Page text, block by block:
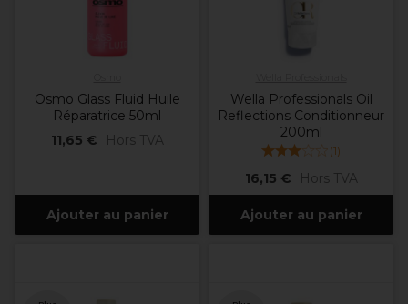
Osmo Glass Fluid Huile
Réparatrice 50ml
11,65 €
Hors TVA
Ajouter au panier
Wella Professionals Oil
Reflections Conditionneur
200ml
(1)
16,15 € Hors TVA
Ajouter au panier